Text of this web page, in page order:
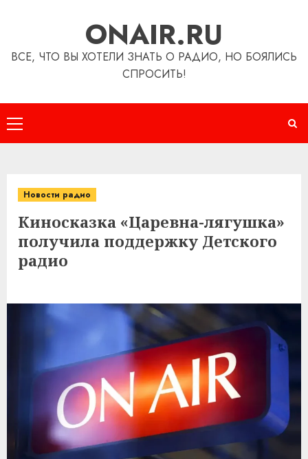
ONAIR.RU
ВСЕ, ЧТО ВЫ ХОТЕЛИ ЗНАТЬ О РАДИО, НО БОЯЛИСЬ
СПРОСИТЬ!
Основное
меню
Новости радио
Киносказка «Царевна-лягушка»
получила поддержку Детского
радио